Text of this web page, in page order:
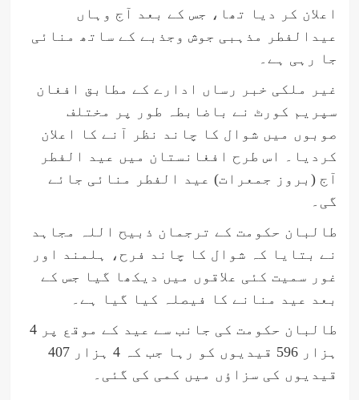
اعلان کر دیا تھا، جس کے بعد آج وہاں
عیدالفطر مذہبی جوش وجذبے کے ساتھ منائی
جا رہی ہے۔
غیر ملکی خبر رساں ادارے کے مطابق افغان
سپریم کورٹ نے باضابطہ طور پر مختلف
صوبوں میں شوال کا چاند نظر آنے کا اعلان
کردیا۔ اس طرح افغانستان میں عید الفطر
آج (بروز جمعرات) عید الفطر منائی جائے
گی۔
طالبان حکومت کے ترجمان ذبیح اللہ مجاہد
نے بتایا کہ شوال کا چاند فرح، ہلمند اور
غور سمیت کئی علاقوں میں دیکھا گیا جس کے
بعد عید منانے کا فیصلہ کیا گیا ہے۔
طالبان حکومت کی جانب سے عید کے موقع پر 4
ہزار 596 قیدیوں کو رہا جب کہ 4 ہزار 407
قیدیوں کی سزاؤں میں کمی کی گئی۔